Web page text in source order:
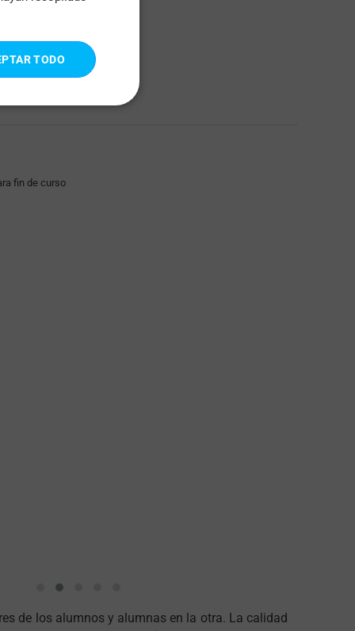
de los alumnos y alumnas en la otra. La calidad
SPANISH
TODO